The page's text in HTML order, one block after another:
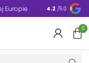
Europie 4.2 /5.0
0